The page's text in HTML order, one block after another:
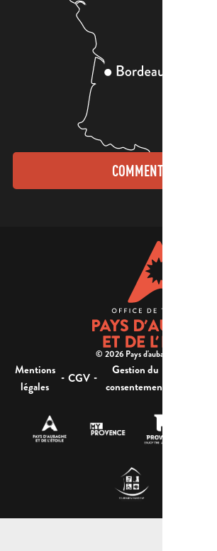
COMMENT VENIR ?
© 2026 Pays d'aubagne et de l'étoile -
Mentions
légales
- CGV -
Gestion du
consentement